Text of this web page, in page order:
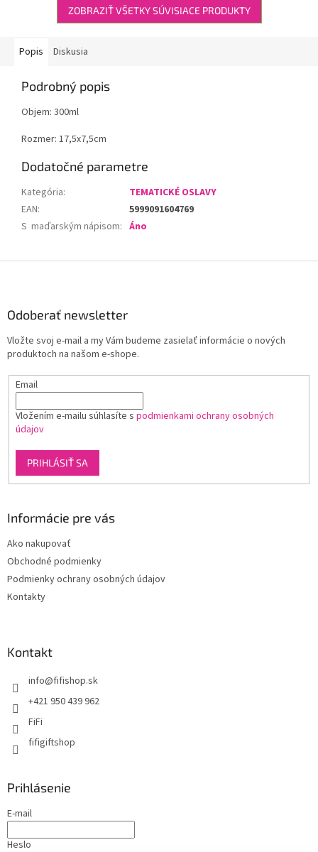
ZOBRAZIŤ VŠETKY SÚVISIACE PRODUKTY
Popis Diskusia
Podrobný popis
Objem: 300ml
Rozmer: 17,5x7,5cm
Dodatočné parametre
Kategória:
TEMATICKÉ OSLAVY
EAN:
5999091604769
S maďarským nápisom: Áno
Odoberať newsletter
Vložte svoj e-mail a my Vám budeme zasielať informácie o nových
produktoch na našom e-shope.
Email
Vložením e-mailu súhlasíte s podmienkami ochrany osobných
údajov
PRIHLÁSIŤ SA
Informácie pre vás
Ako nakupovať
Obchodné podmienky
Podmienky ochrany osobných údajov
Kontakty
Kontakt
info@fifishop.sk
+421 950 439 962
FiFi
fifigiftshop
Prihlásenie
E-mail
Heslo